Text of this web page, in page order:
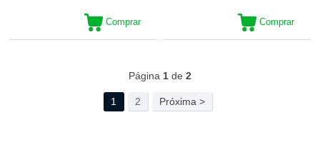
Comprar Comprar
Página 1de 2
1 2 Próxima >